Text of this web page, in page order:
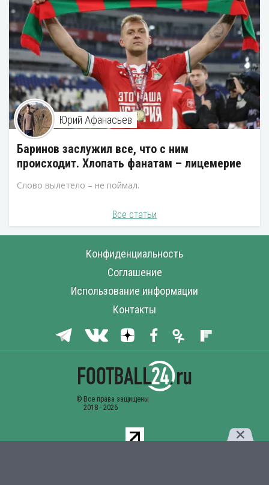
Юрий Афанасьев
Баринов заслужил все, что с ним
происходит. Хлопать фанатам – лицемерие
Слово вылетело – не поймал.
Все статьи
Конфиденциальность
Соглашение
Использование информации
Контакты